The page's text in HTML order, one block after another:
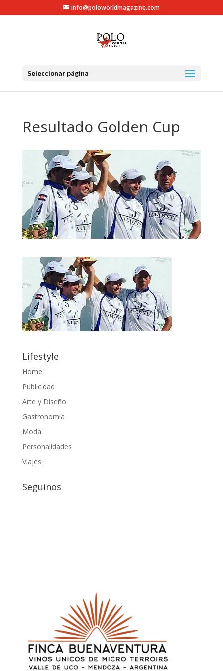
info@poloworldmagazine.com
Seleccionar página
Resultado Golden Cup
Lifestyle
Home
Publicidad
Arte y Diseño
Gastronomía
Moda
Personalidades
Viajes
Seguinos